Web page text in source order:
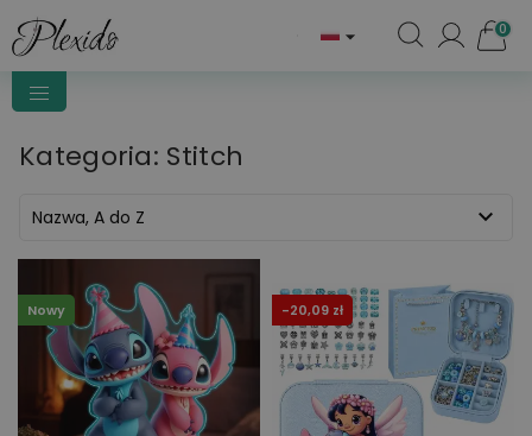
 0
Kategoria: Stitch
Nazwa, A do Z 
Nowy -20,09 zł